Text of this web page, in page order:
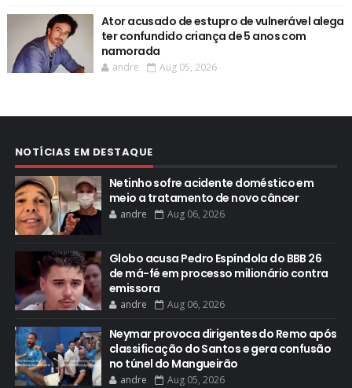
Ator acusado de estupro de vulnerável alega
ter confundido criança de 5 anos com
namorada
andre Aug 05, 2026
NOTÍCIAS EM DESTAQUE
Netinho sofre acidente doméstico em
meio a tratamento de novo câncer
andre Aug 06, 2026
Globo acusa Pedro Espíndola do BBB 26
de má-fé em processo milionário contra
emissora
andre Aug 06, 2026
Neymar provoca dirigentes do Remo após
classificação do Santos e gera confusão
no túnel do Mangueirão
andre Aug 05, 2026